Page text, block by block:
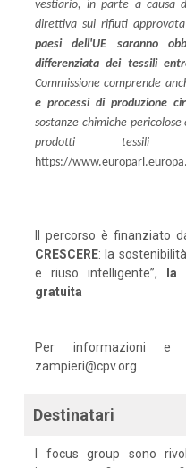
vestiario, in parte a causa
direttiva sui rifiuti
paesi dell'UE saranno
differenziata dei tessili
Commissione comprende
e processi di produzione
sostanze chimiche
prodotti tessili
https://
Il percorso è finanziato
CRESCERE: la
e riuso intelligente”,
la
gratuita
Per informazioni e
zampieri@cpv.org
Destinatari
I focus group sono